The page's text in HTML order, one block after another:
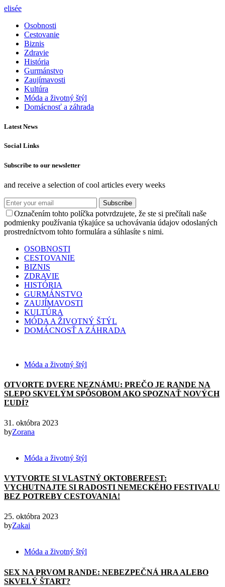
elisée
Osobnosti
Cestovanie
Biznis
Zdravie
História
Gurmánstvo
Zaujímavosti
Kultúra
Móda a životný štýl
Domácnosť a záhrada
Latest News
Social Links
Subscribe to our newsletter
and receive a selection of cool articles every weeks
Subscribe
Označením tohto políčka potvrdzujete, že ste si prečítali naše
podmienky používania týkajúce sa uchovávania údajov odoslaných
prostredníctvom tohto formulára a súhlasíte s nimi.
OSOBNOSTI
CESTOVANIE
BIZNIS
ZDRAVIE
HISTÓRIA
GURMÁNSTVO
ZAUJÍMAVOSTI
KULTÚRA
MÓDA A ŽIVOTNÝ ŠTÝL
DOMÁCNOSŤ A ZÁHRADA
Móda a životný štýl
OTVORTE DVERE NEZNÁMU: PREČO JE RANDE NA
SLEPO SKVELÝM SPÔSOBOM AKO SPOZNAŤ NOVÝCH
ĽUDÍ?
31. októbra 2023
byZorana
Móda a životný štýl
VYTVORTE SI VLASTNÝ OKTOBERFEST:
VYCHUTNAJTE SI RADOSTI NEMECKÉHO FESTIVALU
BEZ POTREBY CESTOVANIA!
25. októbra 2023
byZakai
Móda a životný štýl
SEX NA PRVOM RANDE: NEBEZPEČNÁ HRA ALEBO
SKVELÝ ŠTART?